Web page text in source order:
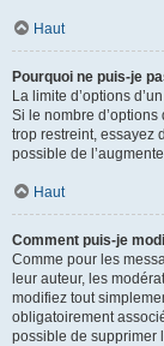
Haut
Pourquoi ne puis-je
La limite d’options
Si le nombre
trop restreint, essayez
possible de
Haut
Comment puis-je
Comme pour les
leur auteur, les
modifiez tout
obligatoirement
possible de supprimer